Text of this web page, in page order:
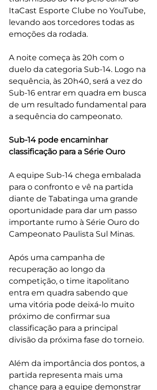
ItaCast Esporte Clube no YouTube,
levando aos torcedores todas as
emoções da rodada.
A noite começa às 20h com o
duelo da categoria Sub-14. Logo na
sequência, às 20h40, será a vez do
Sub-16 entrar em quadra em busca
de um resultado fundamental para
a sequência do campeonato.
Sub-14 pode encaminhar
classificação para a Série Ouro
A equipe Sub-14 chega embalada
para o confronto e vê na partida
diante de Tabatinga uma grande
oportunidade para dar um passo
importante rumo à Série Ouro do
Campeonato Paulista Sul Minas.
Após uma campanha de
recuperação ao longo da
competição, o time itapolitano
entra em quadra sabendo que
uma vitória pode deixá-lo muito
próximo de confirmar sua
classificação para a principal
divisão da próxima fase do torneio.
Além da importância dos pontos, a
partida representa mais uma
chance para a equipe demonstrar